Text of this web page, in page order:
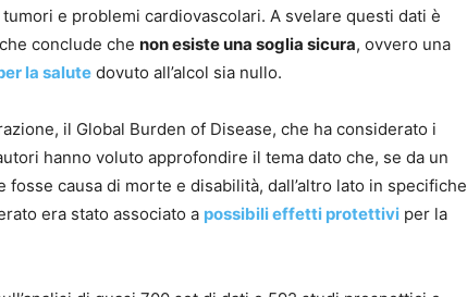
e problemi cardiovascolari. A svelare questi dati è
conclude che non esiste una soglia sicura, ovvero una
la salute dovuto all’alcol sia nullo.
il Global Burden of Disease, che ha considerato i
hanno voluto approfondire il tema dato che, se da un
fosse causa di morte e disabilità, dall’altro lato in specifiche
era stato associato a possibili effetti protettivi per la